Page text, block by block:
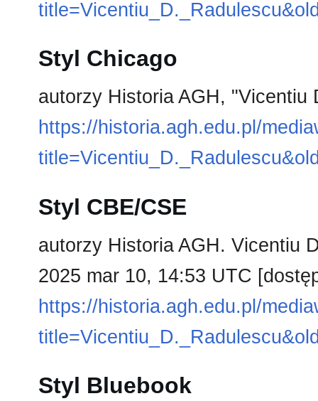
Styl Chicago
autorzy Historia AGH,
https://historia.agh.edu.pl/
Styl CBE/CSE
autorzy Historia AGH. Vicentiu
2025 mar 10, 14:53 UTC
https://historia.agh.edu.pl/
Styl Bluebook